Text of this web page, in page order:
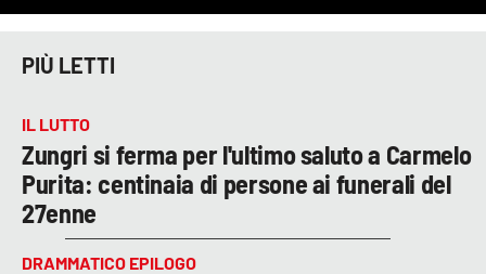
PIÙ LETTI
IL LUTTO
Zungri si ferma per l'ultimo saluto a Carmelo
Purita: centinaia di persone ai funerali del
27enne
DRAMMATICO EPILOGO